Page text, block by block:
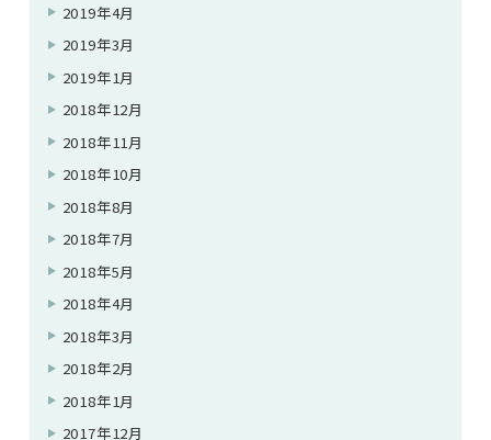
2019年4月
2019年3月
2019年1月
2018年12月
2018年11月
2018年10月
2018年8月
2018年7月
2018年5月
2018年4月
2018年3月
2018年2月
2018年1月
2017年12月